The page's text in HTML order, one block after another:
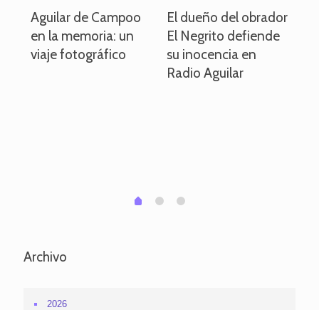
Aguilar de Campoo
en la memoria: un
viaje fotográfico
El dueño del obrador
El Negrito defiende
su inocencia en
Radio Aguilar
0 1 2
Archivo
2026